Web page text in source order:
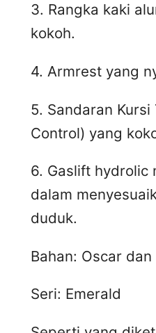
3. Rangka kaki
kokoh.
4. Armrest yang
5. Sandaran Kursi
Control) yang
6. Gaslift hydrolic
dalam
duduk.
Bahan: Oscar
Seri: Emerald